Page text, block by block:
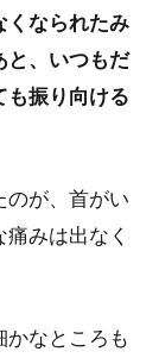
くなられたみ
と、いつもだ
も振り向ける
のが、首がい
みは出なく
かなところも